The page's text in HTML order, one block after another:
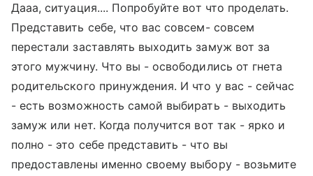
Дааа, ситуация.... Попробуйте вот что проделать.
Представить себе, что вас совсем- совсем
перестали заставлять выходить замуж вот за
этого мужчину. Что вы - освободились от гнета
родительского принуждения. И что у вас - сейчас
- есть возможность самой выбирать - выходить
замуж или нет. Когда получится вот так - ярко и
полно - это себе представить - что вы
предоставлены именно своему выбору - возьмите